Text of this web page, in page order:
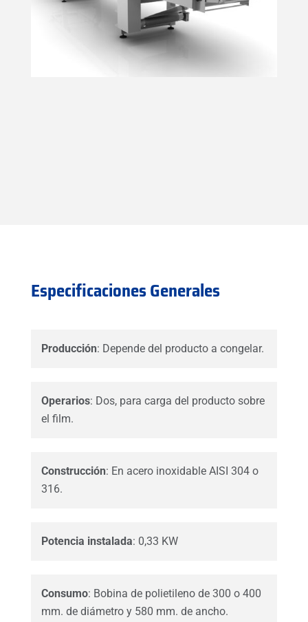
Especificaciones Generales
Producción: Depende del producto a congelar.
Operarios: Dos, para carga del producto sobre
el film.
Construcción: En acero inoxidable AISI 304 o
316.
Potencia instalada: 0,33 KW
Consumo: Bobina de polietileno de 300 o 400
mm. de diámetro y 580 mm. de ancho.